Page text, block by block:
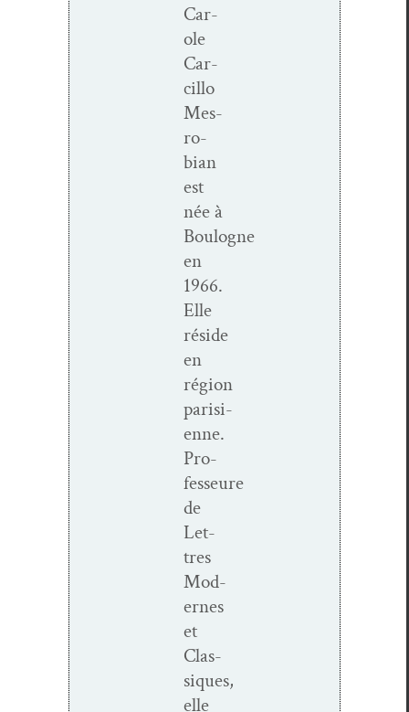
Car­
ole
Car­
cil­lo
Mes­
ro­
bian
est
née à
Boulogne
en
1966.
Elle
réside
en
région
parisi­
enne.
Pro­
fesseure
de
Let­
tres
Mod­
ernes
et
Clas­
siques,
elle